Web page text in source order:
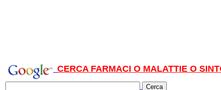
CERCA FARMACI O MALATTIE O